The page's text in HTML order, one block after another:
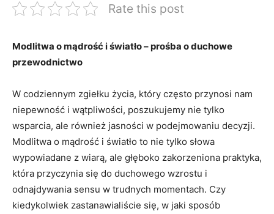
Rate this post
Modlitwa o mądrość i światło –⁢ prośba o duchowe
przewodnictwo
W codziennym zgiełku życia, który często przynosi nam
niepewność i wątpliwości, ⁢poszukujemy nie‌ tylko
wsparcia, ale również jasności w podejmowaniu decyzji.
Modlitwa o mądrość i ⁤światło to nie tylko⁢ słowa
wypowiadane​ z wiarą, ale głęboko zakorzeniona praktyka,
która przyczynia się‍ do duchowego wzrostu i
odnajdywania sensu w trudnych momentach. Czy
kiedykolwiek zastanawialiście się, w‍ jaki sposób